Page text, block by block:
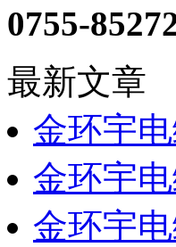
0755-
最新文章
金环宇
金环宇
金环宇